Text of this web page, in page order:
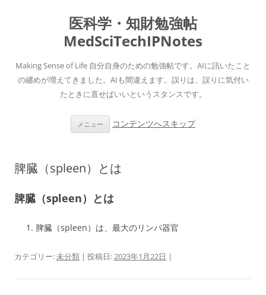
医科学・知財勉強帖
MedSciTechIPNotes
Making Sense of Life 自分自身のための勉強帖です。AIに訊いたこと
の纏めが増えてきました。AIも間違えます。誤りは、誤りに気付い
たときに直せばいいというスタンスです。
メニュー コンテンツへスキップ
脾臓（spleen）とは
脾臓（spleen）とは
脾臓（spleen）は、最大のリンパ器官
カテゴリー:未分類 | 投稿日:2023年1月22日 |